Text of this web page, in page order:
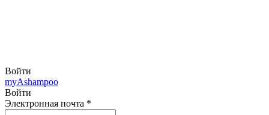
Войти
myAshampoo
Войти
Электронная почта *